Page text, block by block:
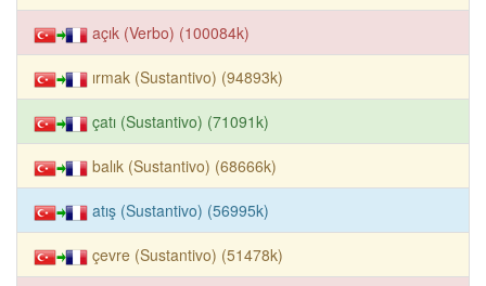
açık (Verbo) (100084k)
ırmak (Sustantivo) (94893k)
çatı (Sustantivo) (71091k)
balık (Sustantivo) (68666k)
atış (Sustantivo) (56995k)
çevre (Sustantivo) (51478k)